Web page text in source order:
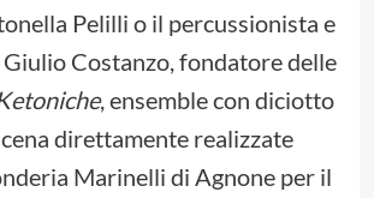
Pelilli o il percussionista e
Costanzo, fondatore delle
, ensemble con diciotto
direttamente realizzate
Marinelli di Agnone per il